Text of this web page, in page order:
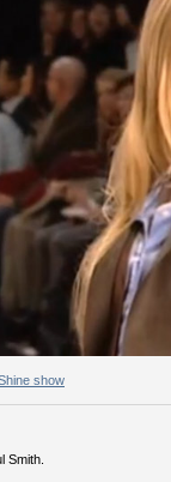
show
Smith.